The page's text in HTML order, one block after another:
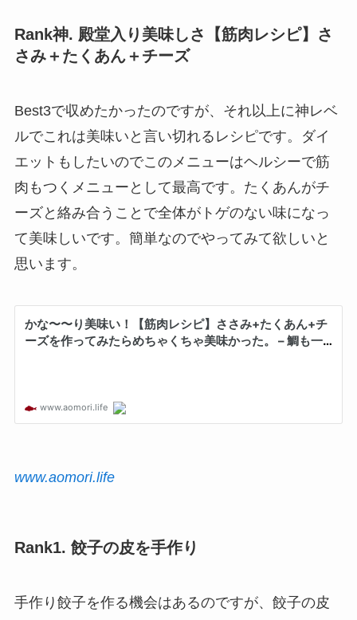
Rank神. 殿堂入り美味しさ【筋肉レシピ】さ
さみ＋たくあん＋チーズ
Best3で収めたかったのですが、それ以上に神レベ
ルでこれは美味いと言い切れるレシピです。ダイ
エットもしたいのでこのメニューはヘルシーで筋
肉もつくメニューとして最高です。たくあんがチ
ーズと絡み合うことで全体がトゲのない味になっ
て美味しいです。簡単なのでやってみて欲しいと
思います。
www.aomori.life
Rank1. 餃子の皮を手作り
手作り餃子を作る機会はあるのですが、餃子の皮